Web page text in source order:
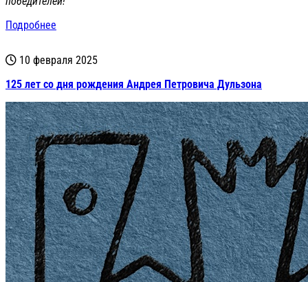
Подробнее
10 февраля 2025
125 лет со дня рождения Андрея Петровича Дульзона